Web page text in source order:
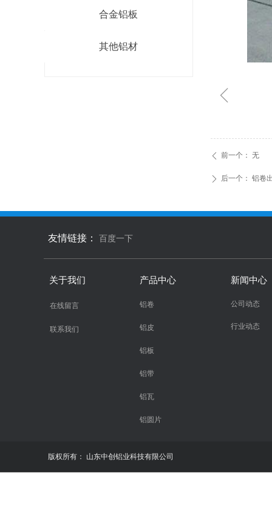
ꁆ
ꄴ 前一个： 无
ꄲ 后一个： 铝卷
合金铝板
其他铝材
友情链接： 百度一下
关于我们 产品中心 新闻中心
在线留言
联系我们
铝卷
铝皮
铝板
铝带
铝瓦
铝圆片
公司动态
行业动态
版权所有： 山东中创铝业科技有限公司